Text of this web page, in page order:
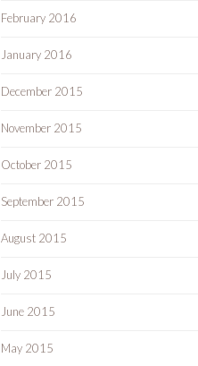
February 2016
January 2016
December 2015
November 2015
October 2015
September 2015
August 2015
July 2015
June 2015
May 2015